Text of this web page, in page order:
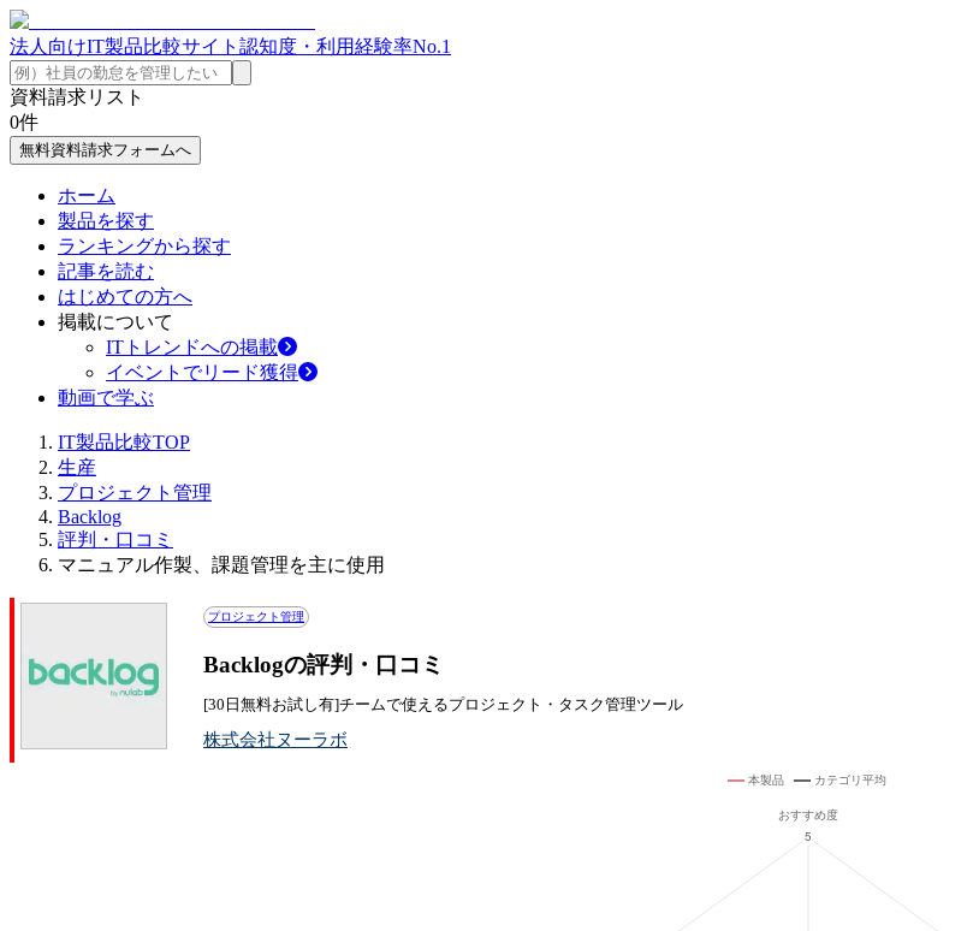
法人向けIT製品比較サイト 認知度・利用経験率No.1
資料請求リスト
0件
無料資料請求フォームへ
ホーム
製品を探す
ランキングから探す
記事を読む
はじめての方へ
掲載について
ITトレンドへの掲載
イベントでリード獲得
動画で学ぶ
IT製品比較TOP
生産
プロジェクト管理
Backlog
評判・口コミ
マニュアル作製、課題管理を主に使用
プロジェクト管理
Backlogの評判・口コミ
[30日無料お試し有]チームで使えるプロジェクト・タスク管理ツール
株式会社ヌーラボ